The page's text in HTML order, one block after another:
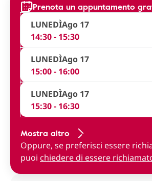
Prenota un appuntamento
LUNEDÌAgo 17
14:30 - 15:30
LUNEDÌAgo 17
15:00 - 16:00
LUNEDÌAgo 17
15:30 - 16:30
Mostra altro
Oppure, se preferisci essere
puoi chiedere di essere